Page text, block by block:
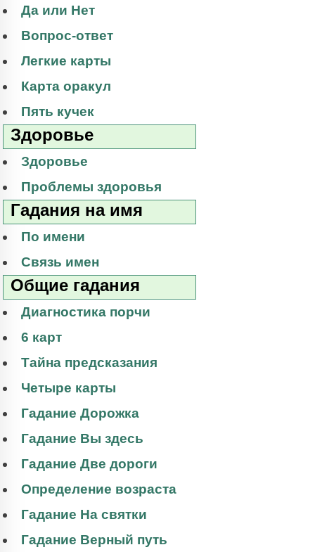
Да или Нет
Вопрос-ответ
Легкие карты
Карта оракул
Пять кучек
Здоровье
Здоровье
Проблемы здоровья
Гадания на имя
По имени
Связь имен
Общие гадания
Диагностика порчи
6 карт
Тайна предсказания
Четыре карты
Гадание Дорожка
Гадание Вы здесь
Гадание Две дороги
Определение возраста
Гадание На святки
Гадание Верный путь